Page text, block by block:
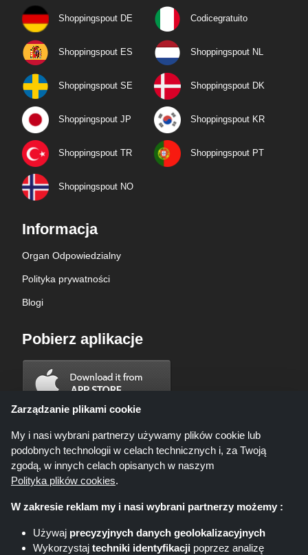
Shoppingspout DE Codicegratuito
Shoppingspout ES Shoppingspout NL
Shoppingspout SE Shoppingspout DK
Shoppingspout JP Shoppingspout KR
Shoppingspout TR Shoppingspout PT
Shoppingspout NO
Informacja
Organ Odpowiedzialny
Polityka prywatności
Blogi
Pobierz aplikacje
Shoppingspout.com/pl ani jego personel nie są zaangażowani, gdy
Zarządzanie plikami cookie
My i nasi wybrani partnerzy używamy plików cookie lub
podobnych technologii w celach technicznych i, za Twoją
zgodą, w innych celach opisanych w naszym
Polityka plików cookies.
W zakresie reklam my i nasi wybrani partnerzy możemy :
Używaj precyzyjnych danych geolokalizacyjnych
Wykorzystaj techniki identyfikacji poprzez analizę